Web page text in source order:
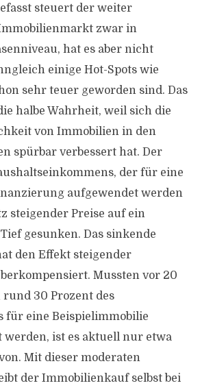
steuert der weiter
zwar in
hat es aber nicht
einige Hot-Spots wie
sehr teuer geworden sind. Das
halbe Wahrheit, weil sich die
von Immobilien in den
spürbar verbessert hat. Der
der für eine
aufgewendet werden
steigender Preise auf ein
gesunken. Das sinkende
den Effekt steigender
Mussten vor 20
30 Prozent des
für eine Beispielimmobilie
werden, ist es aktuell nur etwa
Mit dieser moderaten
der Immobilienkauf selbst bei